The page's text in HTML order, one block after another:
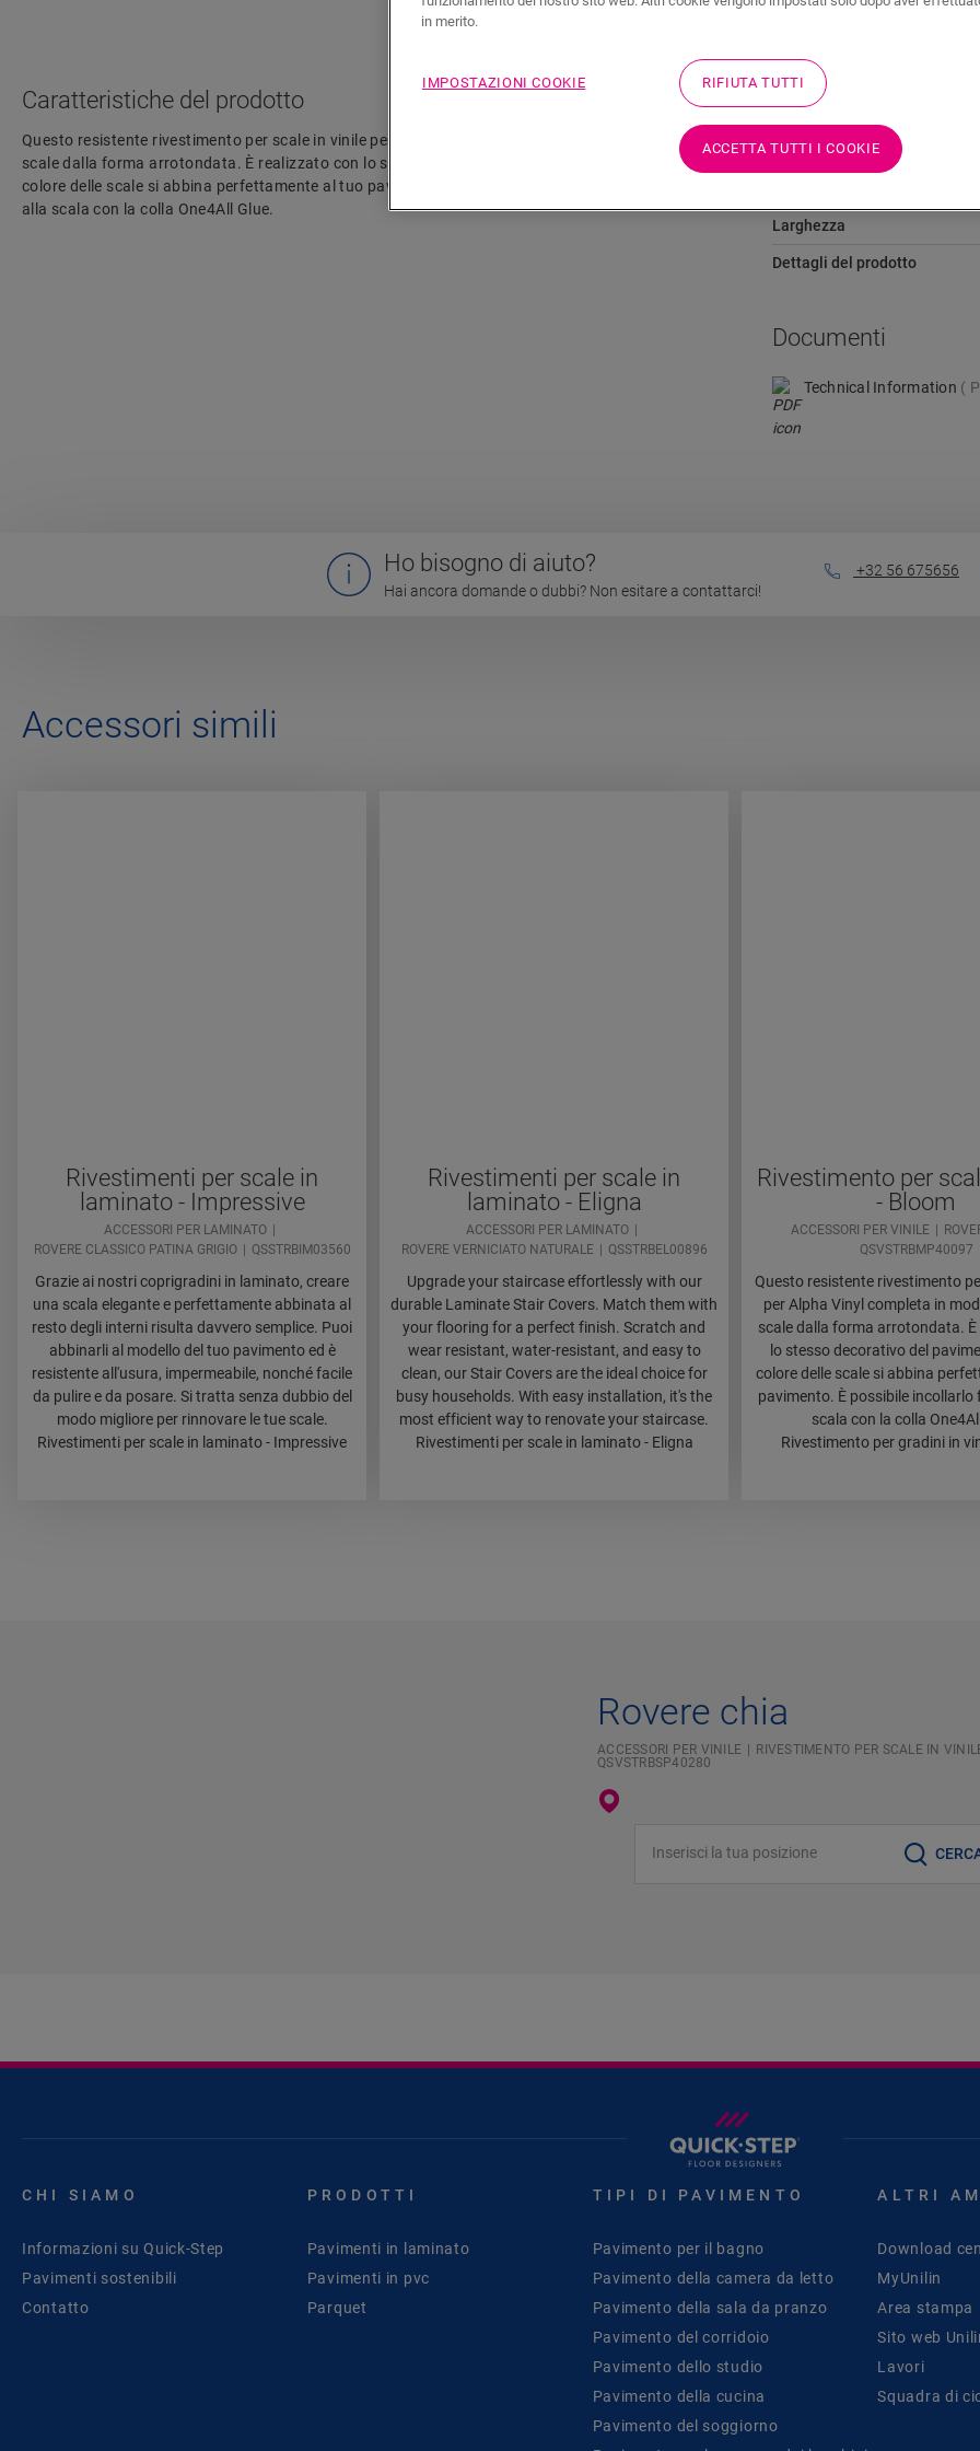
Caratteristiche del prodotto
Questo resistente rivestimento per scale in vinile per Alpha Vinyl completa in modo pulito le tue
scale dalla forma arrotondata. È realizzato con lo stesso decorativo del pavimento, quindi il
colore delle scale si abbina perfettamente al tuo pavimento. È possibile incollarlo facilmente
alla scala con la colla One4All Glue.
Dimensioni
Altezza
Larghezza
Dettagli del prodotto
Documenti
Technical Information
Ho bisogno di aiuto?
Hai ancora domande o dubbi? Non esitare a contattarci!
+32 56 675656
Accessori simili
Rivestimenti per scale in
laminato - Impressive
ACCESSORI PER LAMINATO
ROVERE CLASSICO PATINA GRIGIO
QSSTRBIM03560
Grazie ai nostri coprigradini in laminato, creare
una scala elegante e perfettamente abbinata al
resto degli interni risulta davvero semplice. Puoi
abbinarli al modello del tuo pavimento ed è
resistente all'usura, impermeabile, nonché facile
da pulire e da posare. Si tratta senza dubbio del
modo migliore per rinnovare le tue scale.
Rivestimenti per scale in laminato - Impressive
Rivestimenti per scale in
laminato - Eligna
ACCESSORI PER LAMINATO
ROVERE VERNICIATO NATURALE
QSSTRBEL00896
Upgrade your staircase effortlessly with our
durable Laminate Stair Covers. Match them with
your flooring for a perfect finish. Scratch and
wear resistant, water-resistant, and easy to
clean, our Stair Covers are the ideal choice for
busy households. With easy installation, it's the
most efficient way to renovate your staircase.
Rivestimenti per scale in laminato - Eligna
Rivestimento per
- Bloom
ACCESSORI PER VINILE
QSVSTRBMP40097
Questo resistente rivestimento
per Alpha Vinyl completa in
scale dalla forma arrotondata.
lo stesso decorativo del
colore delle scale si abbina
pavimento. È possibile incollarlo
scala con la colla
Rivestimento per gradini in
Rovere chia
ACCESSORI PER VINILE
RIVESTIMENTO PER SCALE IN
QSVSTRBSP40280
CHI SIAMO
Informazioni su Quick-Step
Pavimenti sostenibili
Contatto
PRODOTTI
Pavimenti in laminato
Pavimenti in pvc
Parquet
TIPI DI PAVIMENTO
Pavimento per il bagno
Pavimento della camera da letto
Pavimento della sala da pranzo
Pavimento del corridoio
Pavimento dello studio
Pavimento della cucina
Pavimento del soggiorno
ALTRI
Download
MyUnilin
Area stampa
Sito web
Lavori
Squadra di
in merito.
IMPOSTAZIONI COOKIE RIFIUTA TUTTI
ACCETTA TUTTI I COOKIE